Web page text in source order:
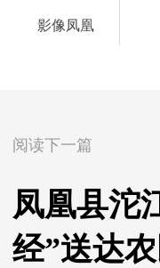
影像凤凰
阅读下一篇
凤凰县沱
经”送达